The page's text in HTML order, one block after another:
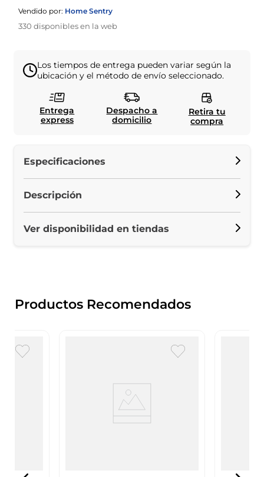
Vendido por: Home Sentry
330 disponibles en la web
Los tiempos de entrega pueden variar según la
ubicación y el método de envío seleccionado.
Entrega
express
Despacho a
domicilio
Retira tu
compra
Especificaciones
Descripción
Ver disponibilidad en tiendas
Productos Recomendados